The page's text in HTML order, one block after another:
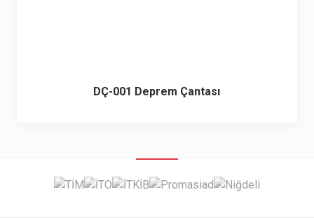
DÇ-001 Deprem Çantası